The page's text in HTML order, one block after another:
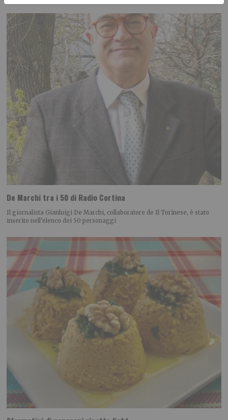
De Marchi tra i 50 di Radio Cortina
Il giornalista Gianluigi De Marchi, collaboratore de Il Torinese, è stato
inserito nell’elenco dei 50 personaggi